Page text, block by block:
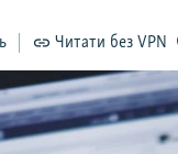
Читати без VPN